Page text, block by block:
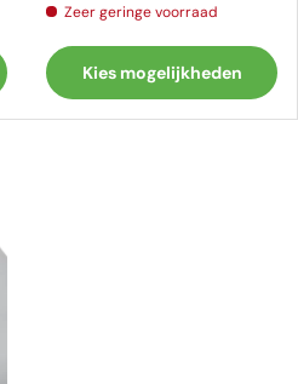
Zeer geringe voorraad
Kies mogelijkheden